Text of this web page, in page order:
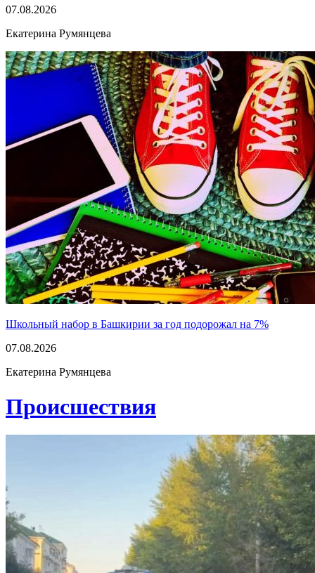
07.08.2026
Екатерина Румянцева
Школьный набор в Башкирии за год подорожал на 7%
07.08.2026
Екатерина Румянцева
Проиcшествия